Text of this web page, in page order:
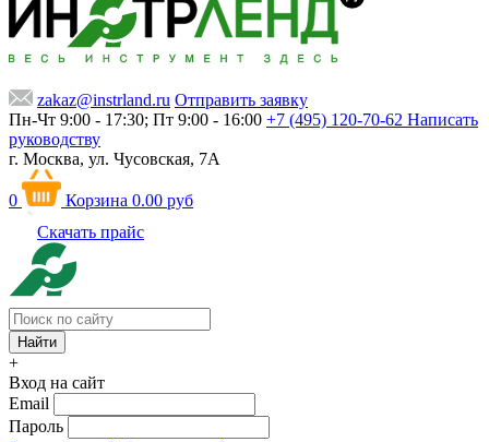
zakaz@instrland.ru Отправить заявку
Пн-Чт 9:00 - 17:30; Пт 9:00 - 16:00 +7 (495) 120-70-62 Написать
руководству
г. Москва, ул. Чусовская, 7А
0 Корзина 0.00 руб
Скачать прайс
+
Вход на сайт
Email
Пароль